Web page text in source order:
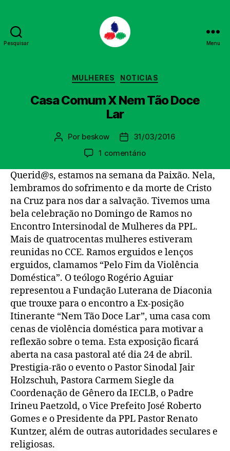
Pesquisar Menu
Categorias
MULHERES NOTICIAS
Casa Comum X Nem Tão Doce
Lar
Autor
Por beskow
Data31/03/2016
1 comentárioem
Comum
X
Nem
Tão
Doce
Lar
Querid@s, estamos na semana da Paixão. Nela,
lembramos do sofrimento e da morte de Cristo
na Cruz para nos dar a salvação. Tivemos uma
bela celebração no Domingo de Ramos no
Encontro Intersinodal de Mulheres da PPL.
Mais de quatrocentas mulheres estiveram
reunidas no CCE. Ramos erguidos e lenços
erguidos, clamamos “Pelo Fim da Violência
Doméstica”. O teólogo Rogério Aguiar
representou a Fundação Luterana de Diaconia
que trouxe para o encontro a Ex-posição
Itinerante “Nem Tão Doce Lar”, uma casa com
cenas de violência doméstica para motivar a
reflexão sobre o tema. Esta exposição ficará
aberta na casa pastoral até dia 24 de abril.
Prestigia-rão o evento o Pastor Sinodal Jair
Holzschuh, Pastora Carmem Siegle da
Coordenação de Gênero da IECLB, o Padre
Irineu Paetzold, o Vice Prefeito José Roberto
Gomes e o Presidente da PPL Pastor Renato
Kuntzer, além de outras autoridades seculares e
religiosas.